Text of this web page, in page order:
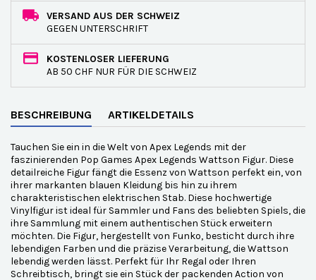
VERSAND AUS DER SCHWEIZ
GEGEN UNTERSCHRIFT
KOSTENLOSER LIEFERUNG
AB 50 CHF NUR FÜR DIE SCHWEIZ
BESCHREIBUNG ARTIKELDETAILS
Tauchen Sie ein in die Welt von Apex Legends mit der
faszinierenden Pop Games Apex Legends Wattson Figur. Diese
detailreiche Figur fängt die Essenz von Wattson perfekt ein, von
ihrer markanten blauen Kleidung bis hin zu ihrem
charakteristischen elektrischen Stab. Diese hochwertige
Vinylfigur ist ideal für Sammler und Fans des beliebten Spiels, die
ihre Sammlung mit einem authentischen Stück erweitern
möchten. Die Figur, hergestellt von Funko, besticht durch ihre
lebendigen Farben und die präzise Verarbeitung, die Wattson
lebendig werden lässt. Perfekt für Ihr Regal oder Ihren
Schreibtisch, bringt sie ein Stück der packenden Action von